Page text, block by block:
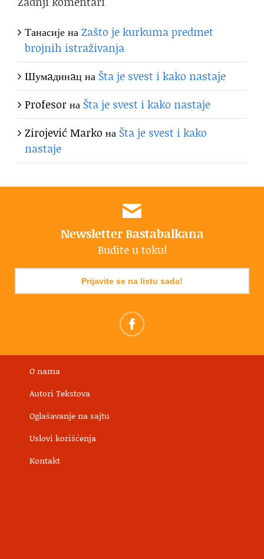
ТанасијенаZašto je kurkuma predmet
brojnih istraživanja
Шумaдинaцна Šta je svest i kako nastaje
Profesorна Šta je svest i kako nastaje
Zirojević Marko на Šta je svest i kako
nastaje
Newsletter Bastabalkana
Budite u toku!
Prijavite se na listu sada!
O nama
Autori Tekstova
Oglašavanje na sajtu
Uslovi korišćenja
Kontakt